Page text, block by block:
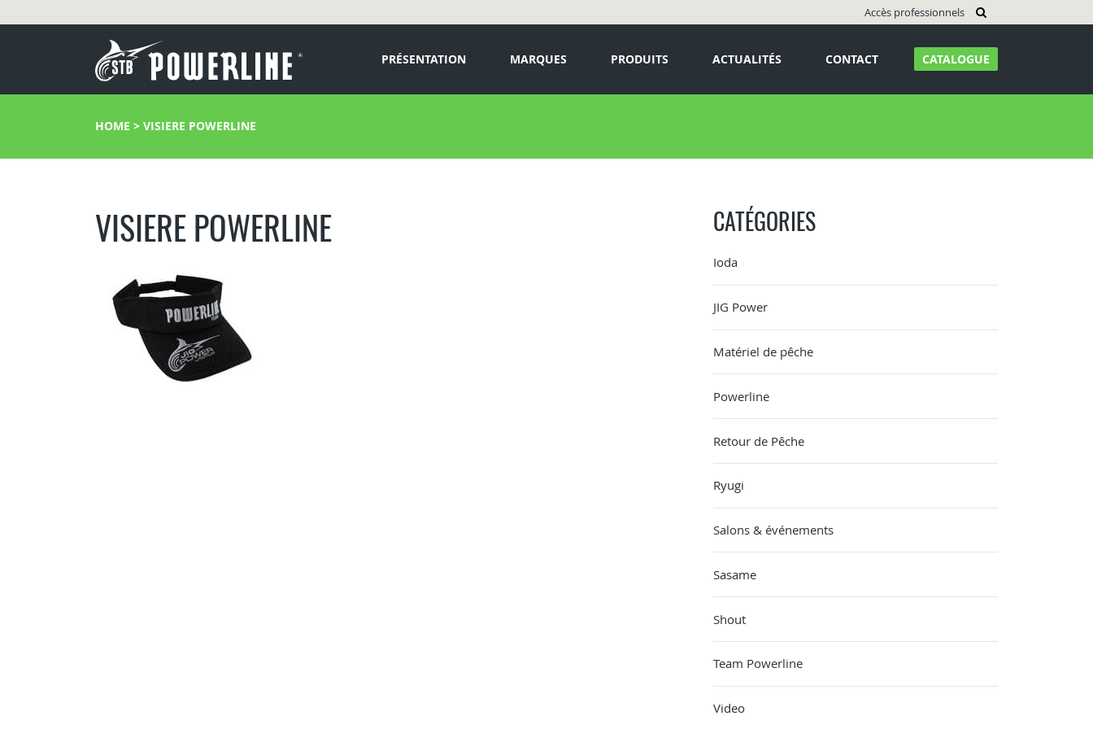
Accès professionnels
PRÉSENTATION MARQUES PRODUITS ACTUALITÉS CONTACT CATALOGUE
HOME > VISIERE POWERLINE
VISIERE POWERLINE CATÉGORIES
Ioda
JIG Power
Matériel de pêche
Powerline
Retour de Pêche
Ryugi
Salons & événements
Sasame
Shout
Team Powerline
Video